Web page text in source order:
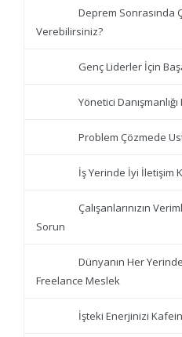
Deprem Sonrasında
Verebilirsiniz?
Genç Liderler İçin
Yönetici
Problem Çözmede
İş Yerinde İyi İletişim
Çalışanlarınızın
Sorun
Dünyanın Her
Freelance Meslek
İşteki Enerjinizi